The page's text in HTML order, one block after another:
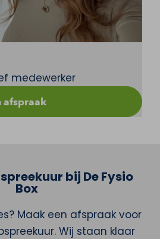
medewerker
afspraak
bij De Fysio
Box
Maak een afspraak voor
Wij staan klaar